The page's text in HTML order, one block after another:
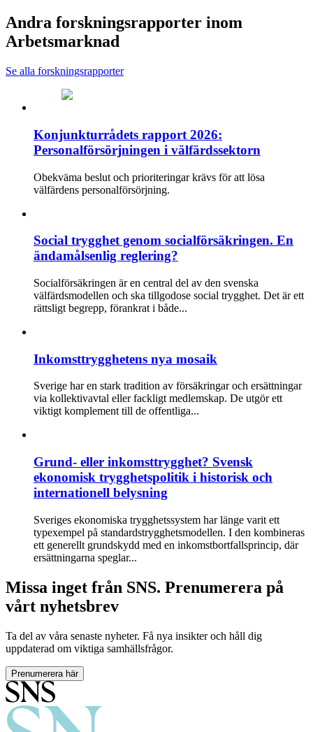
Andra forskningsrapporter inom
Arbetsmarknad
Se alla forskningsrapporter
Konjunkturrådets rapport 2026:
Personalförsörjningen i välfärdssektorn
Obekväma beslut och prioriteringar krävs för att lösa
välfärdens personalförsörjning.
Social trygghet genom socialförsäkringen. En
ändamålsenlig reglering?
Socialförsäkringen är en central del av den svenska
välfärdsmodellen och ska tillgodose social trygghet. Det är ett
rättsligt begrepp, förankrat i både...
Inkomsttrygghetens nya mosaik
Sverige har en stark tradition av försäkringar och ersättningar
via kollektivavtal eller fackligt medlemskap. De utgör ett
viktigt komplement till de offentliga...
Grund- eller inkomsttrygghet? Svensk
ekonomisk trygghetspolitik i historisk och
internationell belysning
Sveriges ekonomiska trygghetssystem har länge varit ett
typexempel på standardstrygghetsmodellen. I den kombineras
ett generellt grundskydd med en inkomstbortfallsprincip, där
ersättningarna speglar...
Missa inget från SNS. Prenumerera på
vårt nyhetsbrev
Ta del av våra senaste nyheter. Få nya insikter och håll dig
uppdaterad om viktiga samhällsfrågor.
Prenumerera här